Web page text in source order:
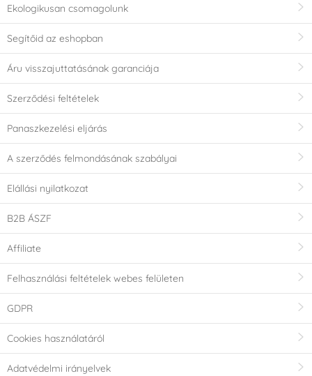
Ekologikusan csomagolunk
Segítőid az eshopban
Áru visszajuttatásának garanciája
Szerződési feltételek
Panaszkezelési eljárás
A szerződés felmondásának szabályai
Elállási nyilatkozat
B2B ÁSZF
Affiliate
Felhasználási feltételek webes felületen
GDPR
Cookies használatáról
Adatvédelmi irányelvek